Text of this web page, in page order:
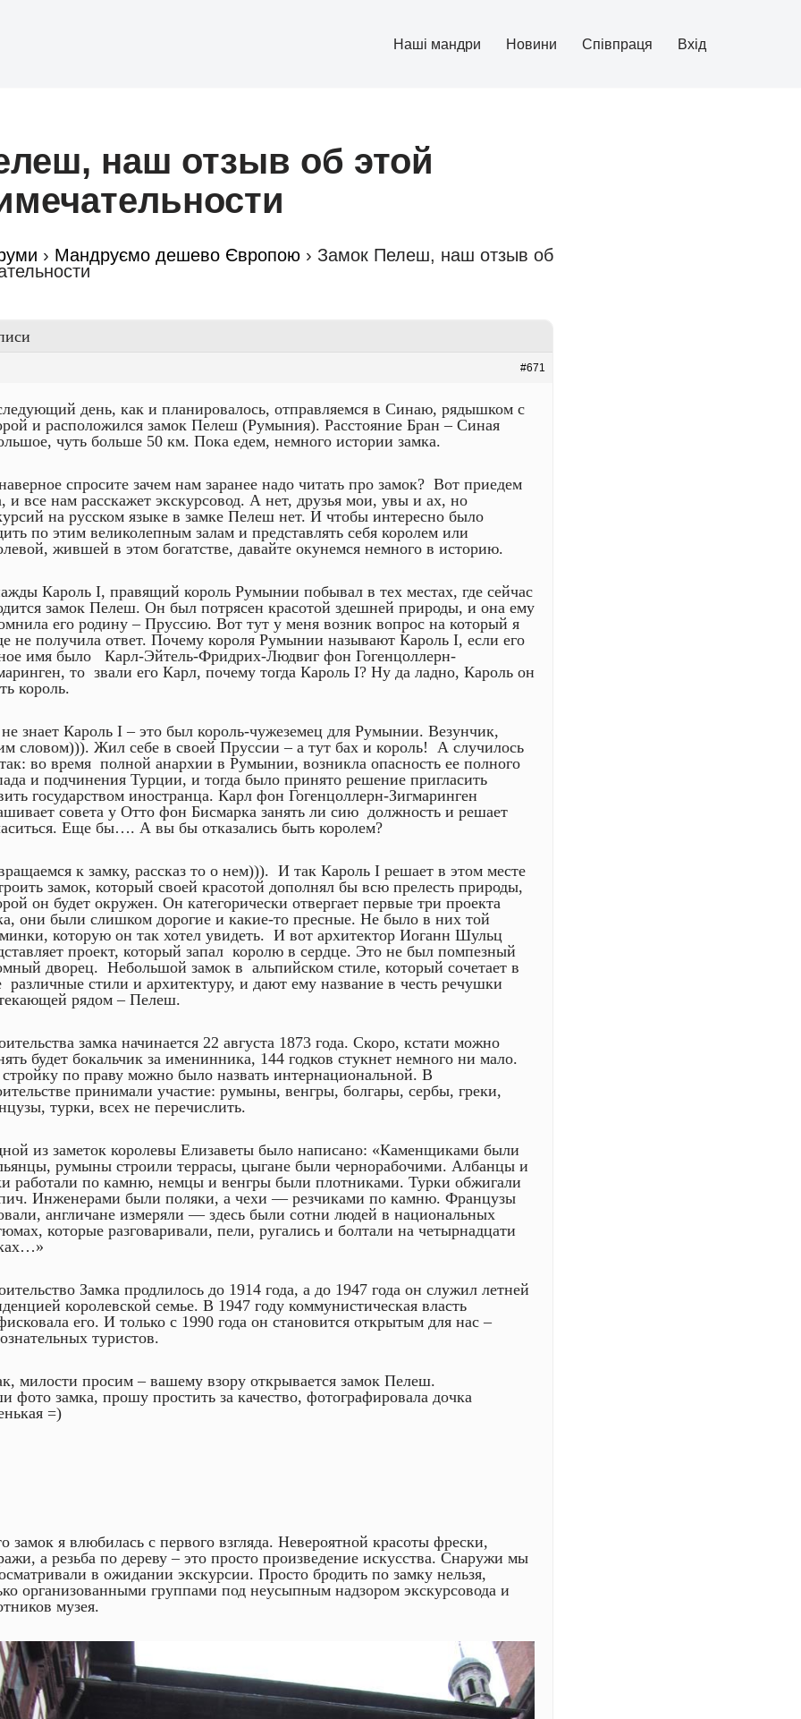
Наші мандри Новини Співпраця Вхід
наш отзыв об этой
› Мандруємо дешево Європою › Замок Пелеш, наш отзыв об
#671
день, как и планировалось, отправляемся в Синаю, рядышком с
и расположился замок Пелеш (Румыния). Расстояние Бран – Синая
чуть больше 50 км. Пока едем, немного истории замка.
спросите зачем нам заранее надо читать про замок? Вот приедем
и все нам расскажет экскурсовод. А нет, друзья мои, увы и ах, но
на русском языке в замке Пелеш нет. И чтобы интересно было
по этим великолепным залам и представлять себя королем или
жившей в этом богатстве, давайте окунемся немного в историю.
Кароль I, правящий король Румынии побывал в тех местах, где сейчас
замок Пелеш. Он был потрясен красотой здешней природы, и она ему
его родину – Пруссию. Вот тут у меня возник вопрос на который я
не получила ответ. Почему короля Румынии называют Кароль I, если его
имя было Карл-Эйтель-Фридрих-Людвиг фон Гогенцоллерн-
то звали его Карл, почему тогда Кароль I? Ну да ладно, Кароль он
король.
знает Кароль I – это был король-чужеземец для Румынии. Везунчик,
словом))). Жил себе в своей Пруссии – а тут бах и король! А случилось
во время полной анархии в Румынии, возникла опасность ее полного
и подчинения Турции, и тогда было принято решение пригласить
государством иностранца. Карл фон Гогенцоллерн-Зигмаринген
совета у Отто фон Бисмарка занять ли сию должность и решает
Еще бы…. А вы бы отказались быть королем?
к замку, рассказ то о нем))). И так Кароль I решает в этом месте
замок, который своей красотой дополнял бы всю прелесть природы,
он будет окружен. Он категорически отвергает первые три проекта
они были слишком дорогие и какие-то пресные. Не было в них той
которую он так хотел увидеть. И вот архитектор Иоганн Шульц
проект, который запал королю в сердце. Это не был помпезный
дворец. Небольшой замок в альпийском стиле, который сочетает в
различные стили и архитектуру, и дают ему название в честь речушки
рядом – Пелеш.
замка начинается 22 августа 1873 года. Скоро, кстати можно
будет бокальчик за именинника, 144 годков стукнет немного ни мало.
по праву можно было назвать интернациональной. В
принимали участие: румыны, венгры, болгары, сербы, греки,
турки, всех не перечислить.
из заметок королевы Елизаветы было написано: «Каменщиками были
румыны строили террасы, цыгане были чернорабочими. Албанцы и
работали по камню, немцы и венгры были плотниками. Турки обжигали
Инженерами были поляки, а чехи — резчиками по камню. Французы
англичане измеряли — здесь были сотни людей в национальных
которые разговаривали, пели, ругались и болтали на четырнадцати
Замка продлилось до 1914 года, а до 1947 года он служил летней
королевской семье. В 1947 году коммунистическая власть
его. И только с 1990 года он становится открытым для нас –
туристов.
милости просим – вашему взору открывается замок Пелеш.
фото замка, прошу простить за качество, фотографировала дочка
=)
замок я влюбилась с первого взгляда. Невероятной красоты фрески,
а резьба по дереву – это просто произведение искусства. Снаружи мы
в ожидании экскурсии. Просто бродить по замку нельзя,
организованными группами под неусыпным надзором экскурсовода и
музея.